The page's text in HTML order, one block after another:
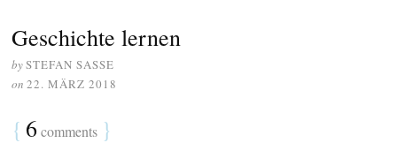
Geschichte lernen
bySTEFAN SASSE
on 22. MÄRZ 2018
{ 6 comments }